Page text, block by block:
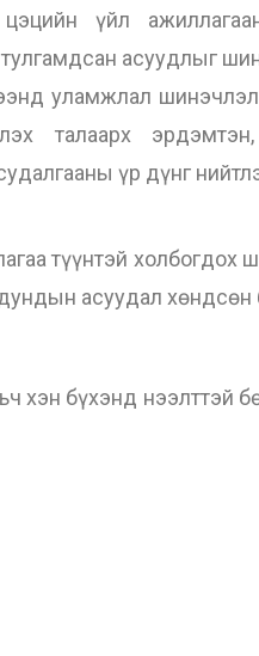
цэцийн үйл
тулгамдсан асуудлыг
уламжлал
талаарх
үр дүнг
түүнтэй холбогдох
асуудал хөндсөн
хэн бүхэнд нээлттэй